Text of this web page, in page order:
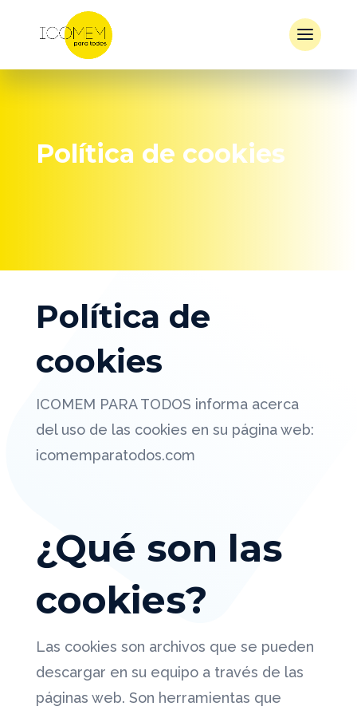
Política de cookies
Política de
cookies
ICOMEM PARA TODOS informa acerca
del uso de las cookies en su página web:
icomemparatodos.com
¿Qué son las
cookies?
Las cookies son archivos que se pueden
descargar en su equipo a través de las
páginas web. Son herramientas que